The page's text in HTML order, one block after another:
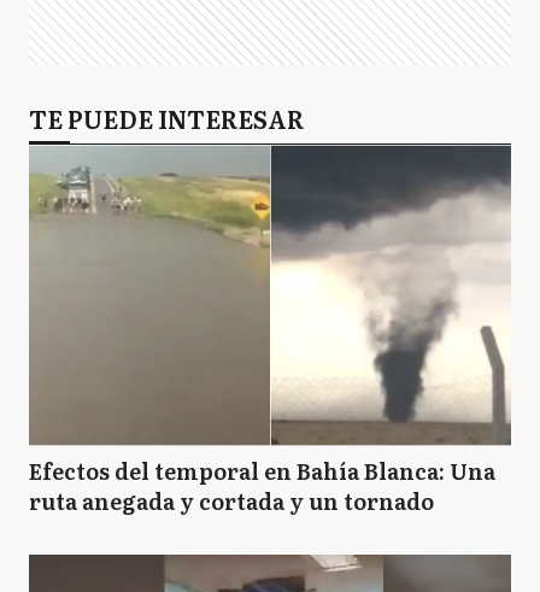
TE PUEDE INTERESAR
Efectos del temporal en Bahía Blanca: Una
ruta anegada y cortada y un tornado